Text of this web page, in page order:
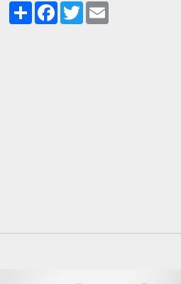
Share Facebook
Twitter